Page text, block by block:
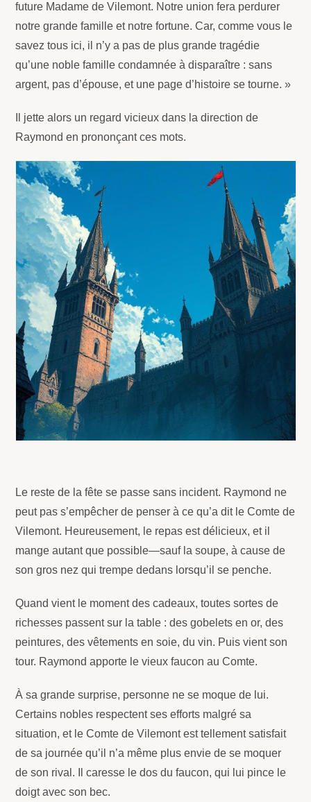
future Madame de Vilemont. Notre union fera perdurer
notre grande famille et notre fortune. Car, comme vous le
savez tous ici, il n’y a pas de plus grande tragédie
qu’une noble famille condamnée à disparaître : sans
argent, pas d’épouse, et une page d’histoire se tourne. »
Il jette alors un regard vicieux dans la direction de
Raymond en prononçant ces mots.
Le reste de la fête se passe sans incident. Raymond ne
peut pas s’empêcher de penser à ce qu’a dit le Comte de
Vilemont. Heureusement, le repas est délicieux, et il
mange autant que possible—sauf la soupe, à cause de
son gros nez qui trempe dedans lorsqu’il se penche.
Quand vient le moment des cadeaux, toutes sortes de
richesses passent sur la table : des gobelets en or, des
peintures, des vêtements en soie, du vin. Puis vient son
tour. Raymond apporte le vieux faucon au Comte.
À sa grande surprise, personne ne se moque de lui.
Certains nobles respectent ses efforts malgré sa
situation, et le Comte de Vilemont est tellement satisfait
de sa journée qu’il n’a même plus envie de se moquer
de son rival. Il caresse le dos du faucon, qui lui pince le
doigt avec son bec.